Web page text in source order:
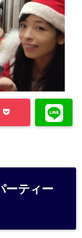
ーティー